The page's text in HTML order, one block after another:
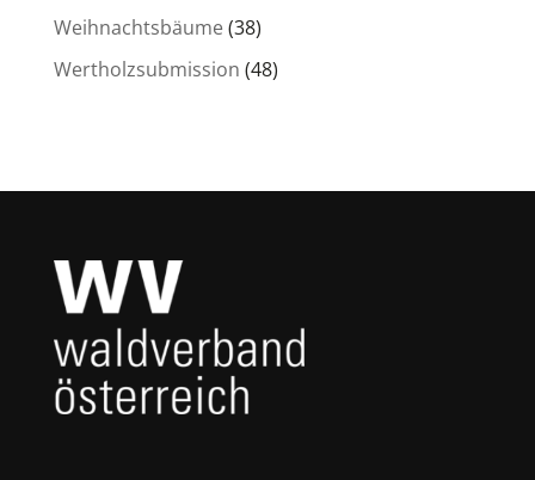
Weihnachtsbäume(38)
Wertholzsubmission (48)